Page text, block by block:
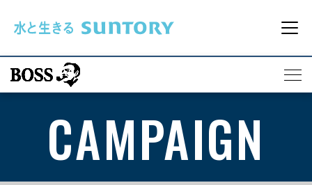
メ
CAMPAIGN